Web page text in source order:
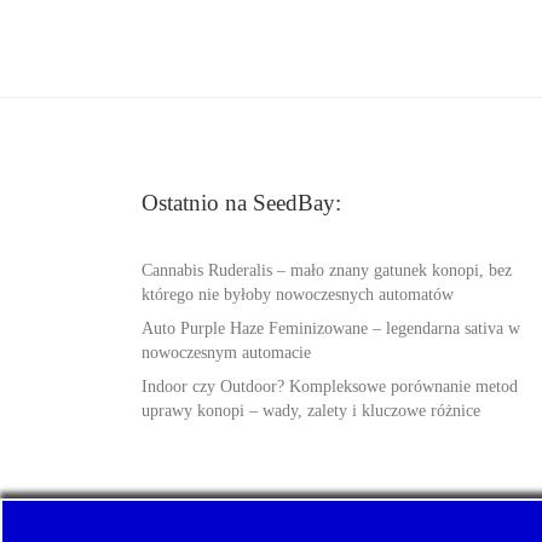
Ostatnio na SeedBay:
Cannabis Ruderalis – mało znany gatunek konopi, bez
którego nie byłoby nowoczesnych automatów
Auto Purple Haze Feminizowane – legendarna sativa w
nowoczesnym automacie
Indoor czy Outdoor? Kompleksowe porównanie metod
uprawy konopi – wady, zalety i kluczowe różnice